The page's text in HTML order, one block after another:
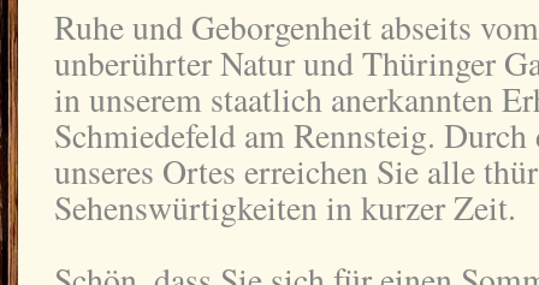
Ruhe und Geborgenheit abseits
unberührter Natur und Thüringer
in unserem staatlich anerkannten
Schmiedefeld am Rennsteig. Durch
unseres Ortes erreichen Sie alle
Sehenswürtigkeiten in kurzer Zeit.